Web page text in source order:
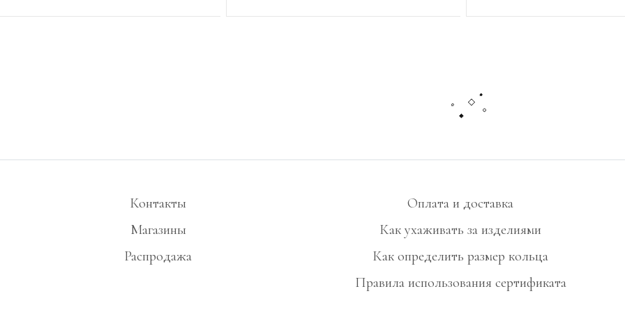
Контакты
Магазины
Распродажа
Оплата и доставка
Как ухаживать за изделиями
Как определить размер кольца
Правила использования сертификата